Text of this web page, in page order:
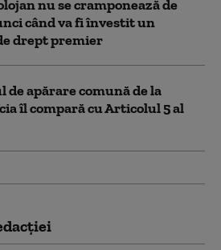
nu se cramponează de
când va fi învestit un
drept premier
de apărare comună de la
îl compară cu Articolul 5 al